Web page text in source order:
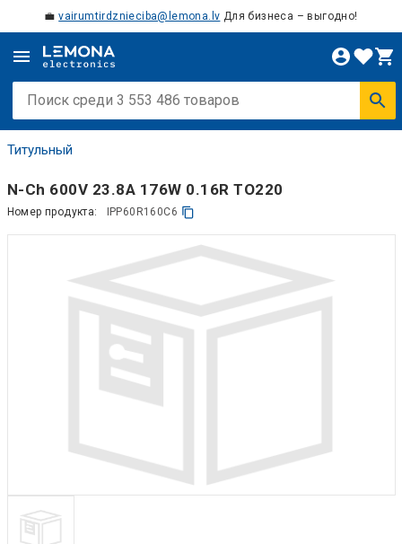
💼vairumtirdznieciba@lemona.lv Для бизнеса – выгодно!
Титульный
N-Ch 600V 23.8A 176W 0.16R TO220
Номер продукта: IPP60R160C6